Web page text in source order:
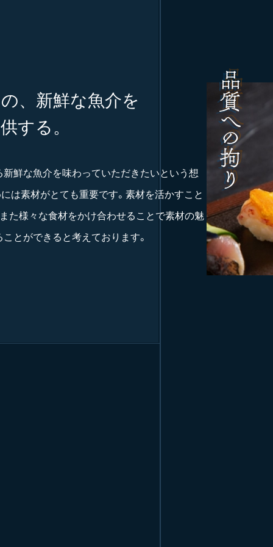
、新鮮な魚介を
する。
鮮な魚介を味わっていただきたいという想
は素材がとても重要です。素材を活かすこと
た様々な食材をかけ合わせることで素材の魅
とができると考えております。